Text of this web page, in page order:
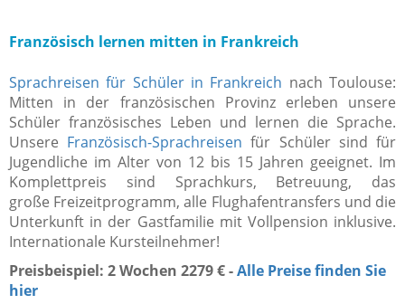
Französisch lernen mitten in Frankreich
Sprachreisen für Schüler in Frankreich nach Toulouse:
Mitten in der französischen Provinz erleben unsere
Schüler französisches Leben und lernen die Sprache.
Unsere Französisch-Sprachreisen für Schüler sind für
Jugendliche im Alter von 12 bis 15 Jahren geeignet. Im
Komplettpreis sind Sprachkurs, Betreuung, das
große Freizeitprogramm, alle Flughafentransfers und die
Unterkunft in der Gastfamilie mit Vollpension inklusive.
Internationale Kursteilnehmer!
Preisbeispiel: 2 Wochen 2279 € -Alle Preise finden Sie
hier